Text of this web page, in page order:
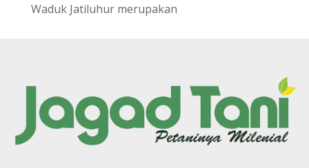
Waduk Jatiluhur merupakan